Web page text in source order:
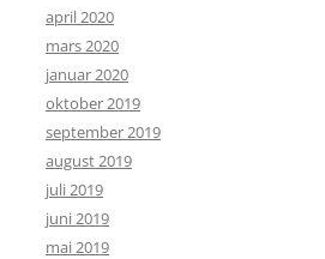
april 2020
mars 2020
januar 2020
oktober 2019
september 2019
august 2019
juli 2019
juni 2019
mai 2019